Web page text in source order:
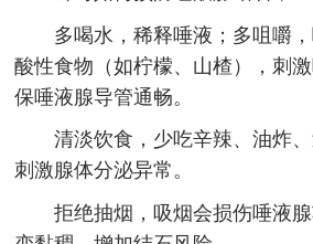
多喝水，稀释唾液；多咀嚼
酸性食物（如柠檬、山楂），刺
保唾液腺导管通畅。
清淡饮食，少吃辛辣、油炸
刺激腺体分泌异常。
拒绝抽烟，吸烟会损伤唾液